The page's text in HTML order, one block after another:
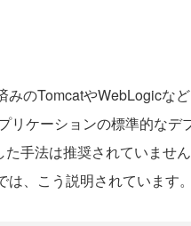
のTomcatやWebLogicな
リケーションの標準的なデ
手法は推奨されていませ
は、こう説明されています。